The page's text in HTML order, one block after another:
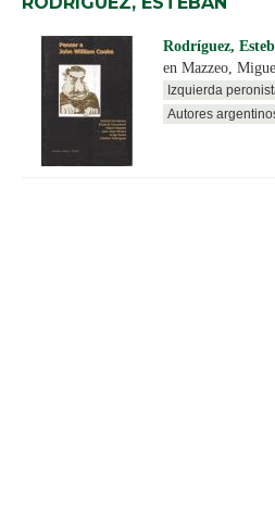
Rodríguez,
en Mazzeo,
Izquierda
Autores